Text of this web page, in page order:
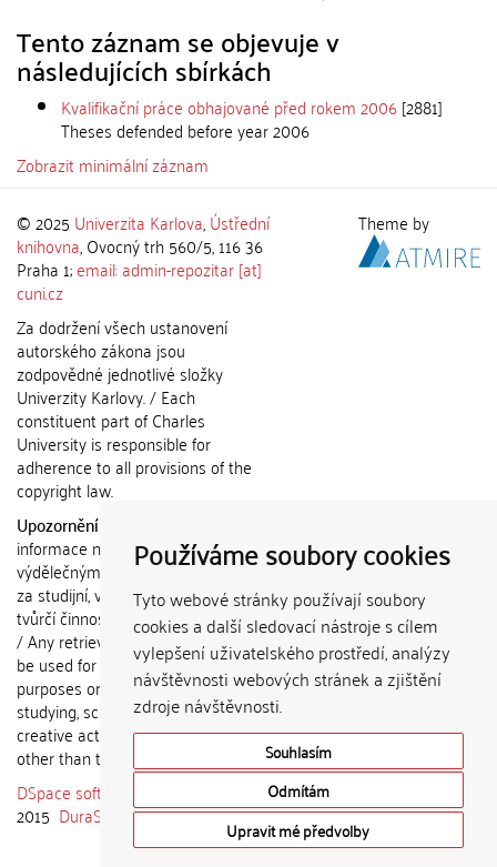
Používáme soubory cookies
Tyto webové stránky používají soubory
cookies a další sledovací nástroje s cílem
vylepšení uživatelského prostředí, analýzy
návštěvnosti webových stránek a zjištění
zdroje návštěvnosti.
Souhlasím
Odmítám
Upravit mé předvolby
Tento záznam se objevuje v
následujících sbírkách
Kvalifikační práce obhajované před rokem 2006[2881]
Theses defended before year 2006
Zobrazit minimální záznam
© 2025 Univerzita Karlova,Ústřední
knihovna, Ovocný trh 560/5, 116 36
Praha 1;email: admin-repozitar [at]
cuni.cz
Za dodržení všech ustanovení
autorského zákona jsou
zodpovědné jednotlivé složky
Univerzity Karlovy. / Each
constituent part of Charles
University is responsible for
adherence to all provisions of the
copyright law.
Upozornění / Notice:
informace nemohou být použity k
výdělečným účelům nebo vydávány
za studijní, vědeckou nebo jinou
tvůrčí činnost jiné osoby než autora.
/ Any retrieved information shall not
be used for any commercial
purposes or claimed as results of
studying, scientific or any other
creative activities of any person
other than the author.
DSpace software
copyright © 2002-
2015 DuraSpace
Theme by